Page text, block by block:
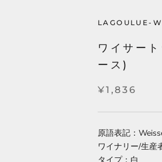
LAGOULUE-
ワイサー
ース)
¥1,836
原語表記：
ワイナリー/生産